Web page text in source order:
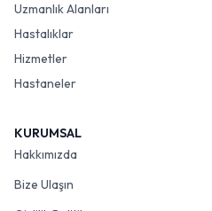
Uzmanlık Alanları
Hastalıklar
Hizmetler
Hastaneler
KURUMSAL
Hakkımızda
Bize Ulaşın